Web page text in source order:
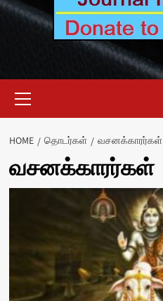
Menu
HOME தொடர்கள் வசனக்காரர்கள்
வசனக்காரர்கள்